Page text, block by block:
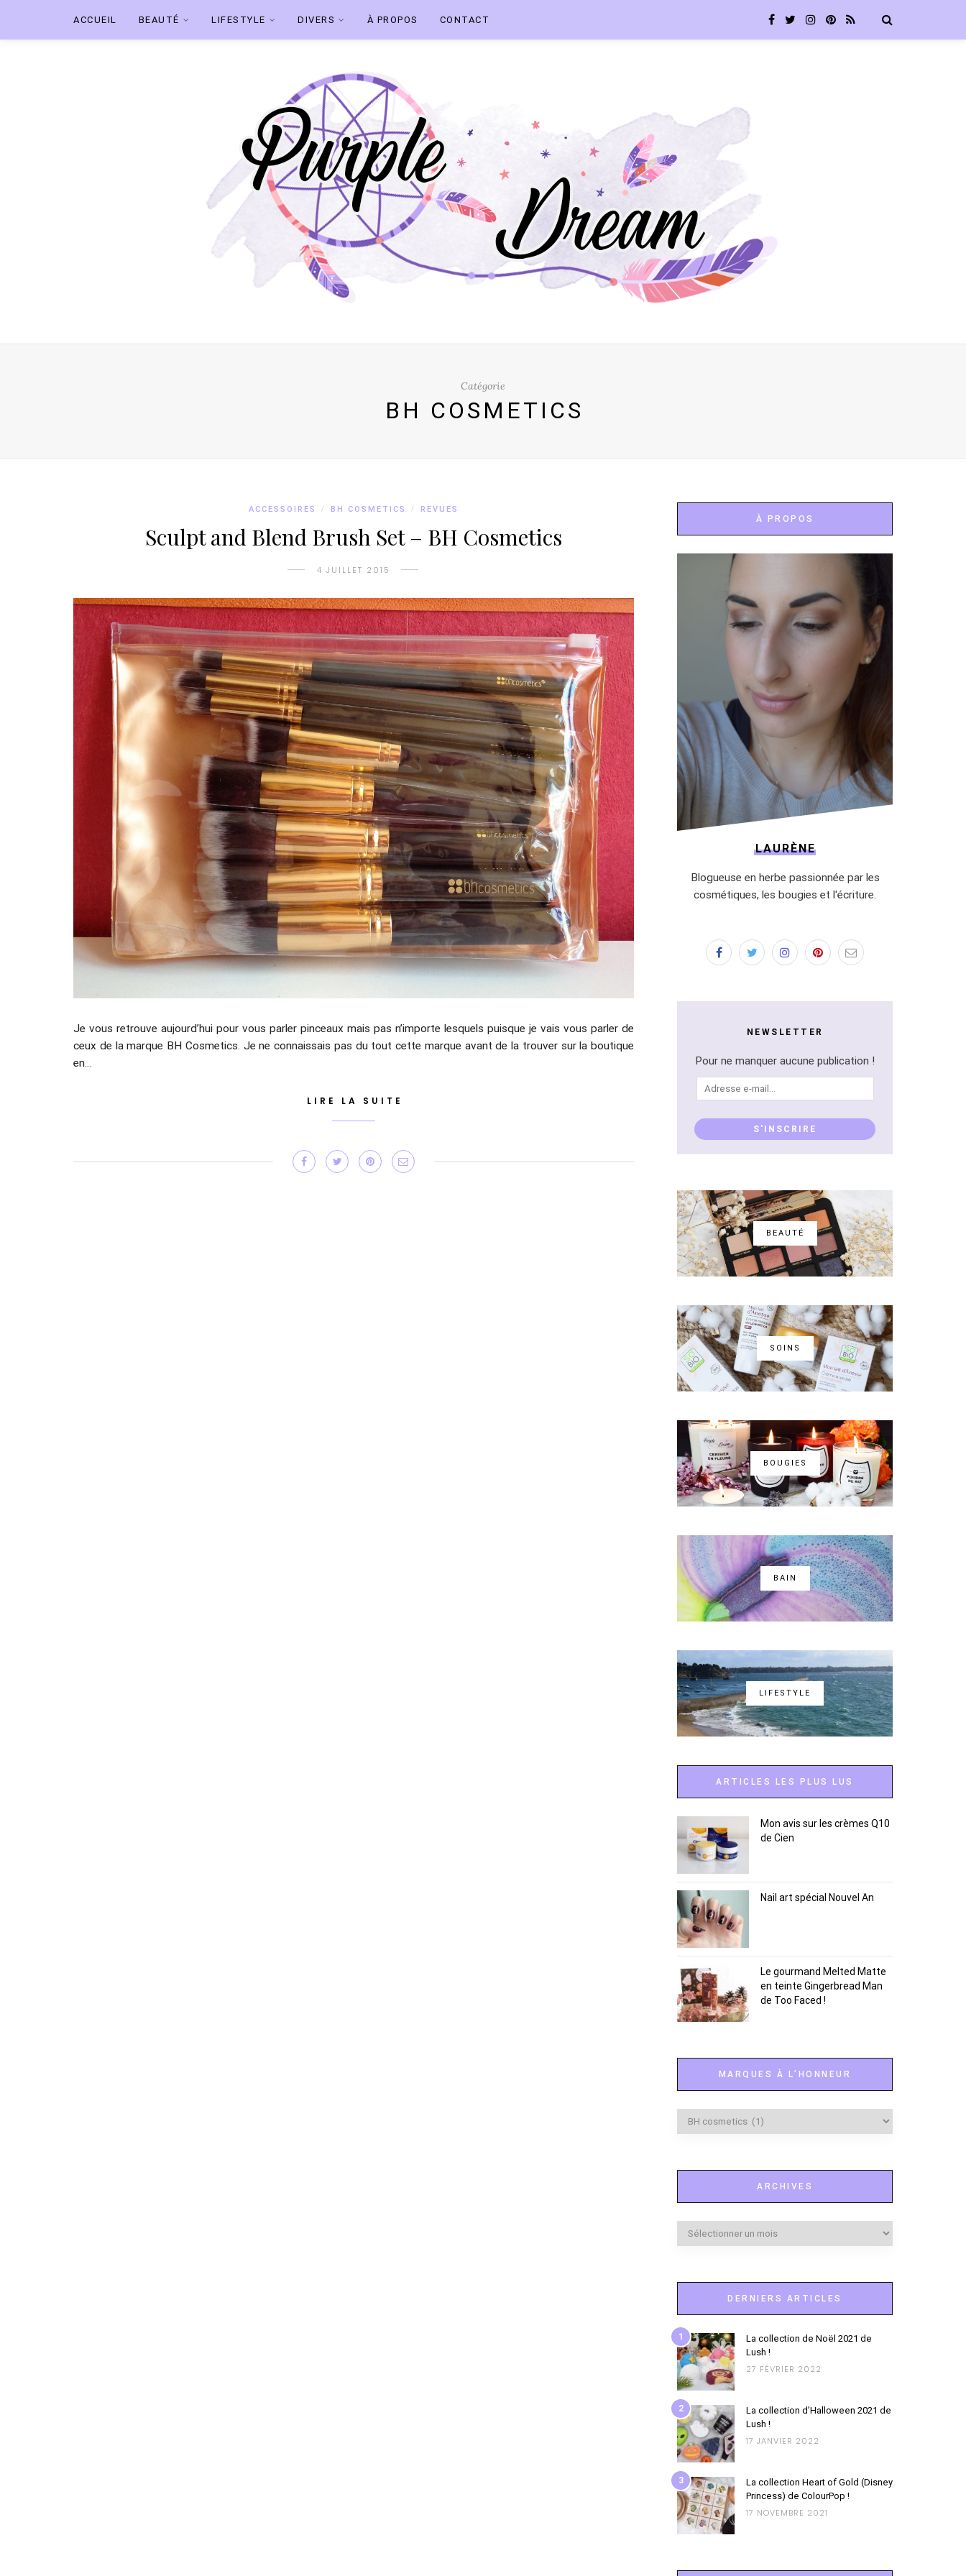
ACCUEIL BEAUTÉ LIFESTYLE DIVERS À PROPOS CONTACT
Catégorie
BH COSMETICS
ACCESSOIRES / BH COSMETICS / REVUES
Sculpt and Blend Brush Set – BH Cosmetics
4 JUILLET 2015
Je vous retrouve aujourd’hui pour vous parler pinceaux mais pas n’importe lesquels puisque je vais vous parler de
ceux de la marque BH Cosmetics. Je ne connaissais pas du tout cette marque avant de la trouver sur la boutique
en…
LIRE LA SUITE
À PROPOS
LAURÈNE
Blogueuse en herbe passionnée par les
cosmétiques, les bougies et l'écriture.
NEWSLETTER
Pour ne manquer aucune publication !
Adresse
e-
S'INSCRIRE
BEAUTÉ
SOINS
BOUGIES
BAIN
LIFESTYLE
ARTICLES LES PLUS LUS
Mon avis sur les crèmes Q10
de Cien
Nail art spécial Nouvel An
Le gourmand Melted Matte
en teinte Gingerbread Man
de Too Faced !
MARQUES À L’HONNEUR
ARCHIVES
Archives
DERNIERS ARTICLES
1
La collection de Noël 2021 de
Lush !
27 FÉVRIER 2022
2
La collection d’Halloween 2021 de
Lush !
17 JANVIER 2022
3
La collection Heart of Gold (Disney
Princess) de ColourPop !
17 NOVEMBRE 2021